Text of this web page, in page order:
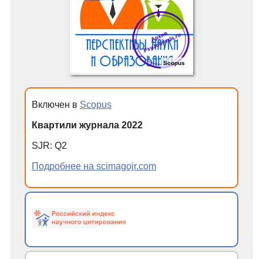
Scopus
Включен в Scopus
Квартили журнала 2022
SJR: Q2
Подробнее на scimagojr.com